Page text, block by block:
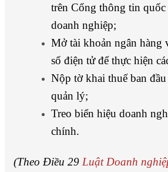
trên Cổng thông tin
doanh nghiệp;
Mở tài khoản ngân hàng
số điện tử để thực hiện
Nộp tờ khai thuế ban
quản lý;
Treo biển hiệu doanh
chính.
(Theo Điều 29 Luật Doanh